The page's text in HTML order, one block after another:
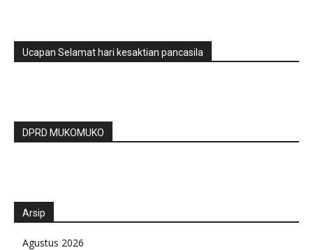
Ucapan Selamat hari kesaktian pancasila
DPRD MUKOMUKO
Arsip
Agustus 2026